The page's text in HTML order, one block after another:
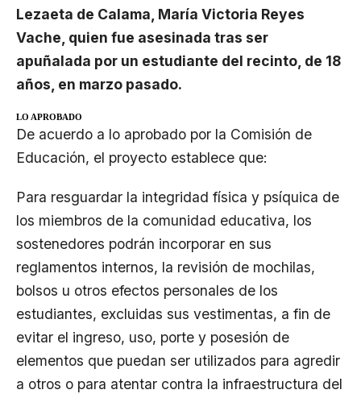
Lezaeta de Calama, María Victoria Reyes
Vache, quien fue asesinada tras ser
apuñalada por un estudiante del recinto, de 18
años, en marzo pasado.
LO APROBADO
De acuerdo a lo aprobado por la Comisión de
Educación, el proyecto establece que:
Para resguardar la integridad física y psíquica de
los miembros de la comunidad educativa, los
sostenedores podrán incorporar en sus
reglamentos internos, la revisión de mochilas,
bolsos u otros efectos personales de los
estudiantes, excluidas sus vestimentas, a fin de
evitar el ingreso, uso, porte y posesión de
elementos que puedan ser utilizados para agredir
a otros o para atentar contra la infraestructura del